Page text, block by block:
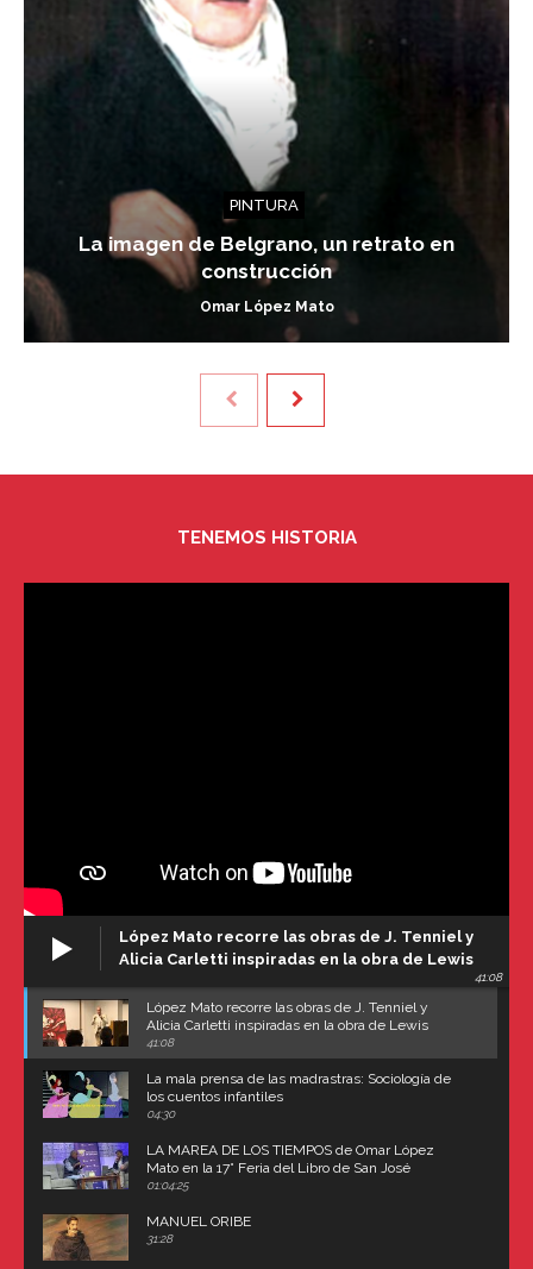
PINTURA
La imagen de Belgrano, un retrato en
construcción
Omar López Mato
TENEMOS HISTORIA
López Mato recorre las obras de J. Tenniel y
Alicia Carletti inspiradas en la obra de Lewis
41:08
López Mato recorre las obras de J. Tenniel y
Alicia Carletti inspiradas en la obra de Lewis
Carroll
41:08
La mala prensa de las madrastras: Sociología de
los cuentos infantiles
04:30
LA MAREA DE LOS TIEMPOS de Omar López
Mato en la 17° Feria del Libro de San José
(Uruguay)
01:04:25
MANUEL ORIBE
31:28